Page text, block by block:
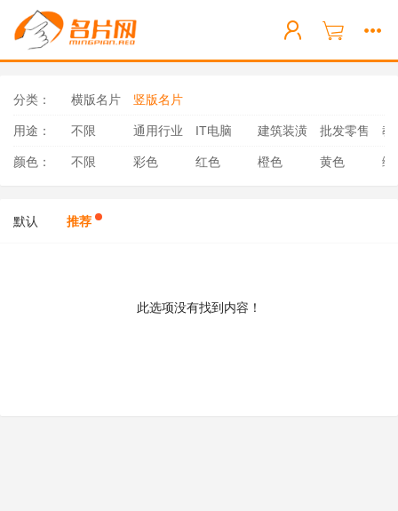
分类： 横版名片 竖版名片
用途： 不限 通用行业 IT电脑 建筑装潢 批发零售 教
颜色： 不限 彩色 红色 橙色 黄色 绿
默认 推荐
此选项没有找到内容！